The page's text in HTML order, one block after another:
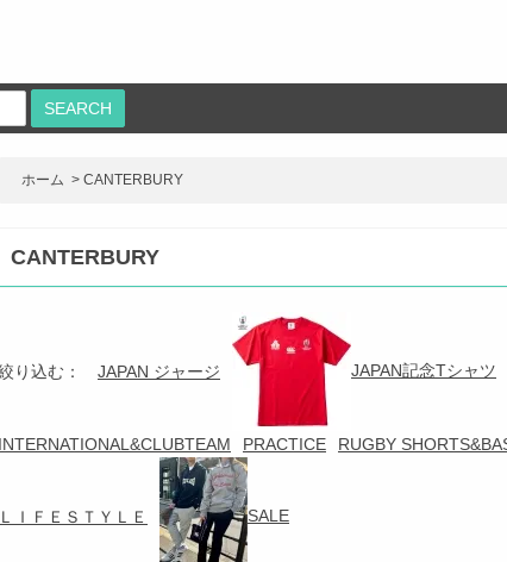
SEARCH
ホーム > CANTERBURY
CANTERBURY
り込む： JAPAN ジャージ JAPAN記念Tシャツ
INTERNATIONAL&CLUBTEAM PRACTICE RUGBY
ＬＩＦＥＳＴＹＬＥ SALE